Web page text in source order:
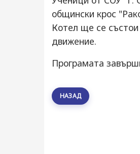
общински крос
Котел ще се
движение.
Програмата
НАЗАД